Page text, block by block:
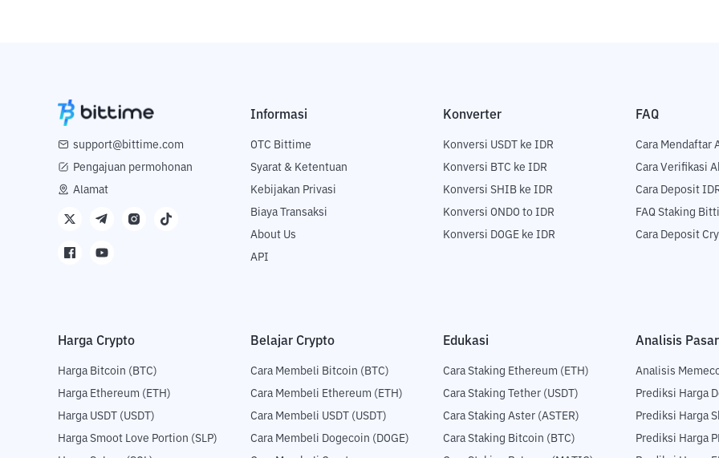
support@bittime.com
Pengajuan permohonan
Alamat
Informasi
OTC Bittime
Syarat & Ketentuan
Kebijakan Privasi
Biaya Transaksi
About Us
API
Konverter
Konversi USDT ke IDR
Konversi BTC ke IDR
Konversi SHIB ke IDR
Konversi ONDO to IDR
Konversi DOGE ke IDR
FAQ
Cara Mendaftar
Cara Verifikasi
Cara Deposit
FAQ Staking
Cara Deposit
Harga Crypto
Harga Bitcoin (BTC)
Harga Ethereum (ETH)
Harga USDT (USDT)
Harga Smoot Love Portion (SLP)
Belajar Crypto
Cara Membeli Bitcoin (BTC)
Cara Membeli Ethereum (ETH)
Cara Membeli USDT (USDT)
Cara Membeli Dogecoin (DOGE)
Edukasi
Cara Staking Ethereum (ETH)
Cara Staking Tether (USDT)
Cara Staking Aster (ASTER)
Cara Staking Bitcoin (BTC)
Analisis Pasar
Analisis
Prediksi Harga
Prediksi Harga
Prediksi Harga